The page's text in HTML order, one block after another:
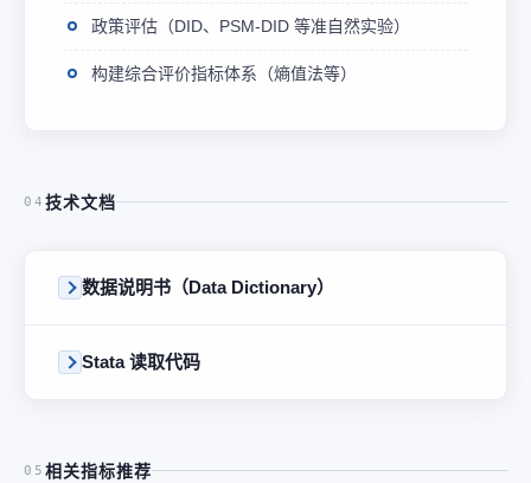
政策评估（DID、PSM-DID 等准自然实验）
构建综合评价指标体系（熵值法等）
04 技术文档
数据说明书（Data Dictionary）
Stata 读取代码
05 相关指标推荐